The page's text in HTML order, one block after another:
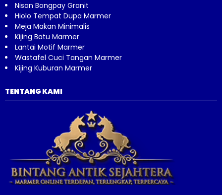
Nisan Bongpay Granit
Hiolo Tempat Dupa Marmer
Meja Makan Minimalis
Kijing Batu Marmer
Lantai Motif Marmer
Wastafel Cuci Tangan Marmer
Kijing Kuburan Marmer
TENTANG KAMI